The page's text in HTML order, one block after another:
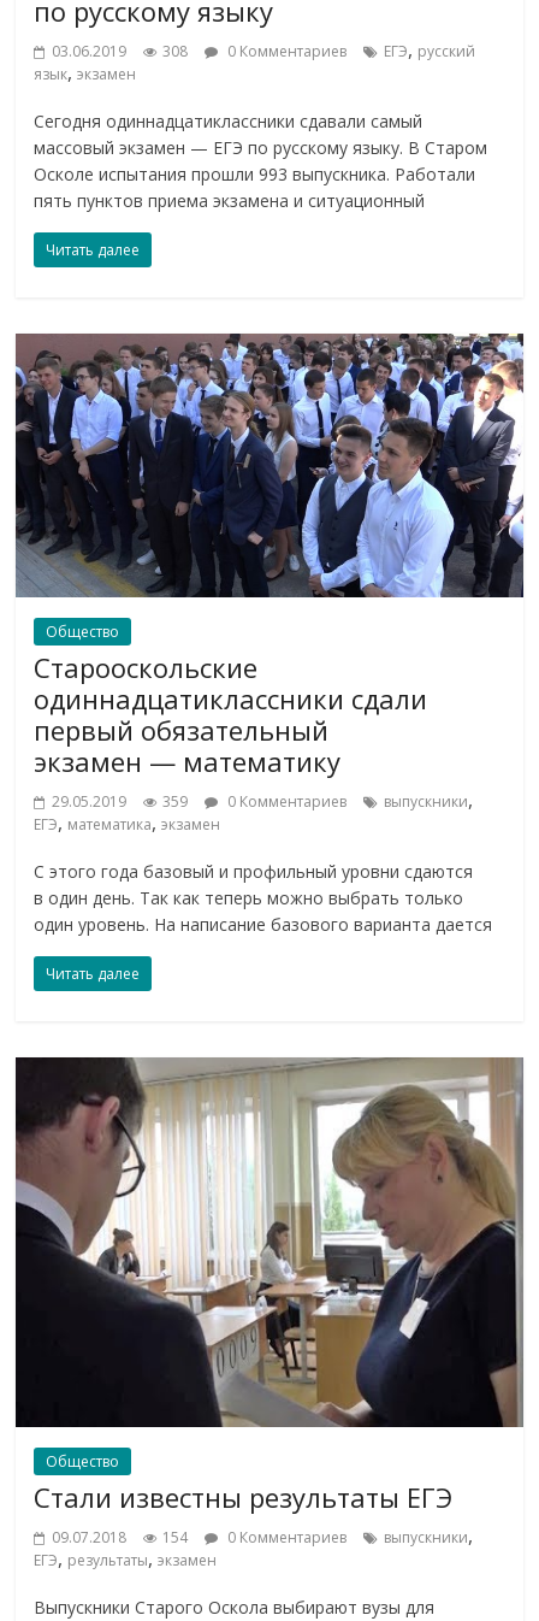
по русскому языку
03.06.2019 308 0 Комментариев ЕГЭ, русский
язык,экзамен
Сегодня одиннадцатиклассники сдавали самый
массовый экзамен — ЕГЭ по русскому языку. В Старом
Осколе испытания прошли 993 выпускника. Работали
пять пунктов приема экзамена и ситуационный
Читать далее
Общество
Старооскольские
одиннадцатиклассники сдали
первый обязательный
экзамен — математику
29.05.2019 359 0 Комментариев выпускники,
ЕГЭ, математика,экзамен
С этого года базовый и профильный уровни сдаются
в один день. Так как теперь можно выбрать только
один уровень. На написание базового варианта дается
Читать далее
Общество
Стали известны результаты ЕГЭ
09.07.2018 154 0 Комментариев выпускники,
ЕГЭ, результаты,экзамен
Выпускники Старого Оскола выбирают вузы для